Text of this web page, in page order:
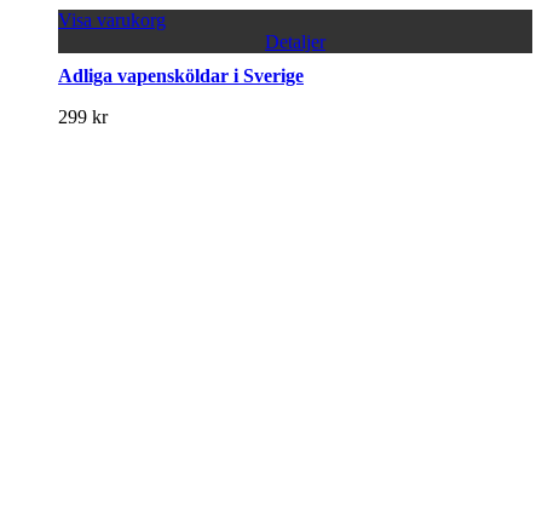
Visa varukorg
Detaljer
Adliga vapensköldar i Sverige
299 kr